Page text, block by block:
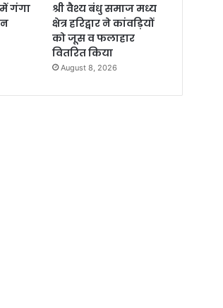
में गंगा
श्री वैश्य बंधु समाज मध्य
क्षेत्र हरिद्वार ने कांवड़ियों
को जूस व फलाहार
वितरित किया
August 8, 2026